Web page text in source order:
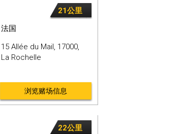
法国
15 Allée du Mail, 17000,
La Rochelle
浏览赌场信息
21公里
22公里